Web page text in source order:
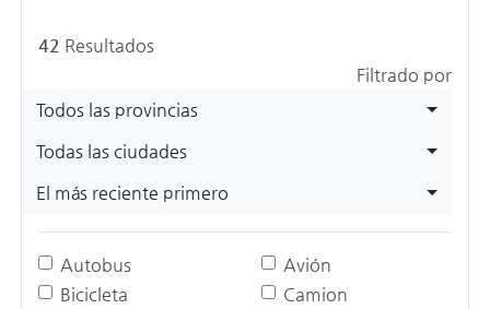
42 Resultados
Filtrado por
Todos las provincias
Todas las ciudades
El más reciente primero
Autobus
Avión
Bicicleta
Camion